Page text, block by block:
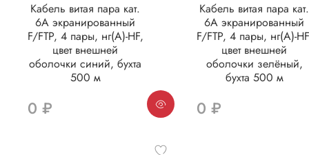
Кабель витая пара кат.
6А экранированный
F/FTP, 4 пары, нг(А)-HF,
цвет внешней
оболочки синий, бухта
500 м
0 ₽
Кабель витая пара кат.
6А экранированный
F/FTP, 4 пары, нг(А)-
цвет внешней
оболочки зелёный,
бухта 500 м
0 ₽